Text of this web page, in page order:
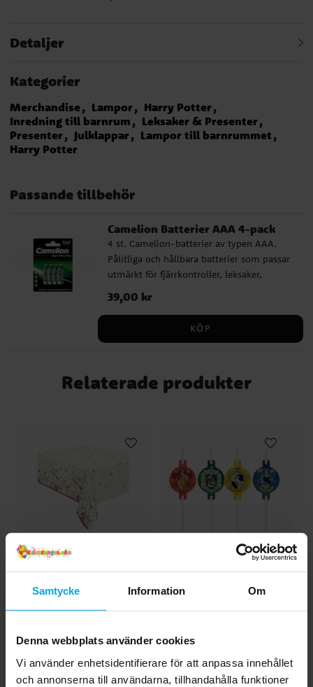
Samtycke Information Om
Denna webbplats använder cookies
Vi använder enhetsidentifierare för att anpassa innehållet
och annonserna till användarna, tillhandahålla funktioner
Detaljer
Kategorier
Merchandise Lampor
Harry Potter
Inredning till barnrum
Leksaker & Presenter
Presenter
Julklappar
Lampor till barnrummet
Harry Potter
Passande tillbehör
Camelion Batterier AAA 4-pack
4 st. Camelion-batterier av typen AAA.
Pålitliga och hållbara batterier som passar
utmärkt för fjärrkontroller, leksaker,
lampor och andra vardagsprodukter.
Pris:39,00 kr
39,00 kr
KÖP
Relaterade produkter
Pris:59,00 kr
59,00 kr
KÖP
29,00 kr